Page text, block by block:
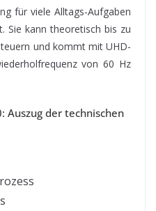
für viele Alltags-Aufgaben
Sie kann theoretisch bis zu
und kommt mit UHD-
von 60 Hz
Auszug der technischen